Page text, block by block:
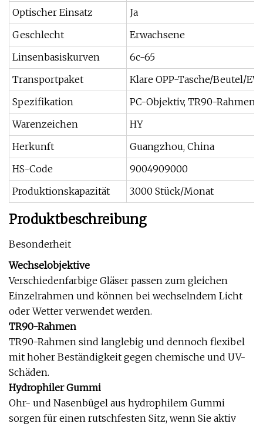
Optischer Einsatz
Ja
Geschlecht
Erwachsene
Linsenbasiskurven
6c-65
Transportpaket
Klare OPP-Tasche/Beutel/
Spezifikation
PC-Objektiv, TR90-Rahmen
Warenzeichen
HY
Herkunft
Guangzhou, China
HS-Code
9004909000
Produktionskapazität
3.000 Stück/Monat
Produktbeschreibung
Besonderheit
Wechselobjektive
Verschiedenfarbige Gläser passen zum gleichen
Einzelrahmen und können bei wechselndem Licht
oder Wetter verwendet werden.
TR90-Rahmen
TR90-Rahmen sind langlebig und dennoch flexibel
mit hoher Beständigkeit gegen chemische und UV-
Schäden.
Hydrophiler Gummi
Ohr- und Nasenbügel aus hydrophilem Gummi
sorgen für einen rutschfesten Sitz, wenn Sie aktiv